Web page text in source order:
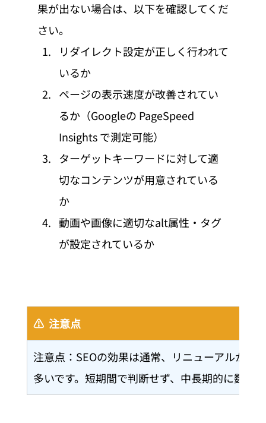
果が出ない場合は、以下を確認してくだ
さい。
リダイレクト設定が正しく行われて
いるか
ページの表示速度が改善されてい
るか（Googleの PageSpeed
Insights で測定可能）
ターゲットキーワードに対して適
切なコンテンツが用意されている
か
動画や画像に適切なalt属性・タグ
が設定されているか
⚠️  注意点
注意点：SEOの効果は通常、リニューアルから
多いです。短期間で判断せず、中長期的に数値